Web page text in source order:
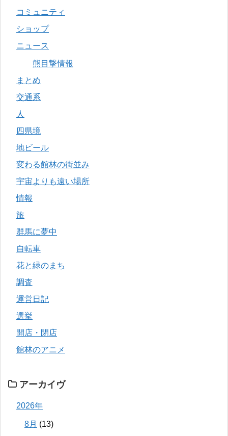
コミュニティ
ショップ
ニュース
熊目撃情報
まとめ
交通系
人
四県境
地ビール
変わる館林の街並み
宇宙よりも遠い場所
情報
旅
群馬に夢中
自転車
花と緑のまち
調査
運営日記
選挙
開店・閉店
館林のアニメ
アーカイヴ
2026年
8月 (13)